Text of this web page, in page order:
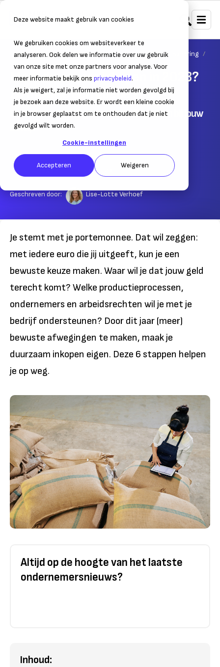
Deze website maakt gebruik van cookies
We gebruiken cookies om websiteverkeer te
analyseren. Ook delen we informatie over uw gebruik
van onze site met onze partners voor analyse. Voor
meer informatie bekijk ons privacybeleid.
Als je weigert, zal je informatie niet worden gevolgd bij
je bezoek aan deze website. Er wordt een kleine cookie
in je browser geplaatst om te onthouden dat je niet
gevolgd wilt worden.
Cookie-instellingen
Accepteren Weigeren
Home Duurzaam ondernemen Duurzame bedrijfsvoering
Meer duurzaam inkopen in 2023?
Zo maak je een goede start
Over duurzame uitgaven doen die passen bij jouw
bedrijf
07 januari 2022– Leestijd:3
min.
Laatst bijgewerkt:
09 januari 2023
Geschreven door: Lise-Lotte Verhoef
Je stemt met je portemonnee. Dat wil zeggen:
met iedere euro die jij uitgeeft, kun je een
bewuste keuze maken. Waar wil je dat jouw geld
terecht komt? Welke productieprocessen,
ondernemers en arbeidsrechten wil je met je
bedrijf ondersteunen? Door dit jaar (meer)
bewuste afwegingen te maken, maak je
duurzaam inkopen eigen. Deze 6 stappen helpen
je op weg.
Altijd op de hoogte van het laatste
ondernemersnieuws?
Inhoud: